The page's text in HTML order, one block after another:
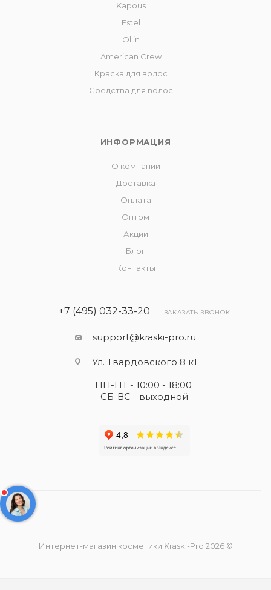
Kapous
Estel
Ollin
American Crew
Краска для волос
Средства для волос
ИНФОРМАЦИЯ
О компании
Доставка
Оплата
Оптом
Акции
Блог
Контакты
+7 (495) 032-33-20 ЗАКАЗАТЬ ЗВОНОК
support@kraski-pro.ru
Ул. Твардовского 8 к1
ПН-ПТ - 10:00 - 18:00
СБ-ВС - выходной
Интернет-магазин косметики Kraski-Pro 2026 ©